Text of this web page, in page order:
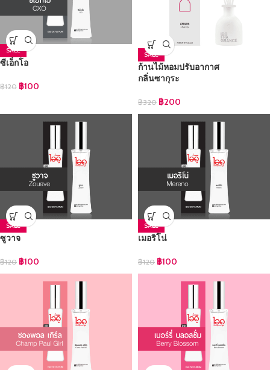
SALE
ซีเอ็กโอ
฿120 ฿100
SALE
ก้านไม้หอมปรับอากาศ
กลิ่นซากุระ
฿320 ฿200
SALE
ซูวาจ
฿120 ฿100
SALE
เมอริโน่
฿120 ฿100